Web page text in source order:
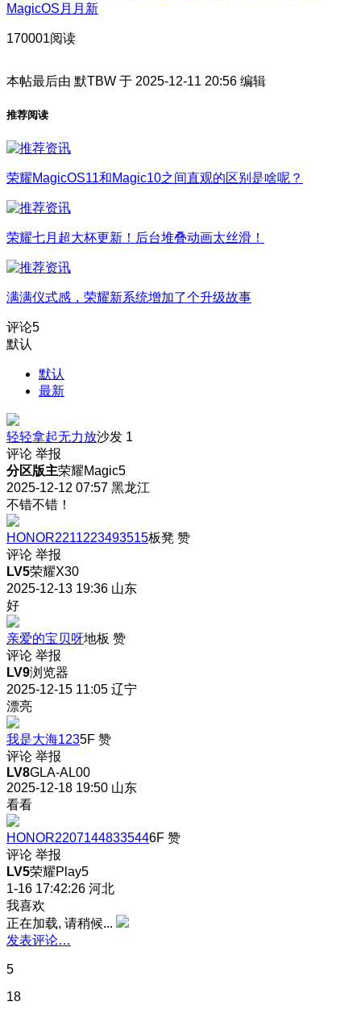
MagicOS月月新
170001阅读
本帖最后由 默TBW 于 2025-12-11 20:56 编辑
推荐阅读
荣耀MagicOS11和Magic10之间直观的区别是啥呢？
荣耀七月超大杯更新！后台堆叠动画太丝滑！
满满仪式感，荣耀新系统增加了个升级故事
评论5
默认
默认
最新
轻轻拿起无力放沙发 1
评论 举报
分区版主荣耀Magic5
2025-12-12 07:57 黑龙江
不错不错！
HONOR2211223493515板凳 赞
评论 举报
LV5荣耀X30
2025-12-13 19:36 山东
好
亲爱的宝贝呀地板 赞
评论 举报
LV9浏览器
2025-12-15 11:05 辽宁
漂亮
我是大海1235F 赞
评论 举报
LV8GLA-AL00
2025-12-18 19:50 山东
看看
HONOR22071448335446F 赞
评论 举报
LV5荣耀Play5
1-16 17:42:26 河北
我喜欢
正在加载, 请稍候...
发表评论…
5
18